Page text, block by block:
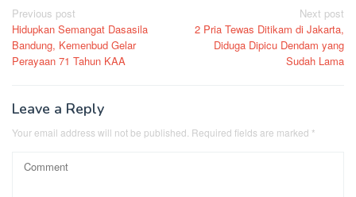
Post
navigation
Previous post
Hidupkan Semangat Dasasila
Bandung, Kemenbud Gelar
Perayaan 71 Tahun KAA
Next post
2 Pria Tewas Ditikam di Jakarta,
Diduga Dipicu Dendam yang
Sudah Lama
Leave a Reply
Your email address will not be published. Required fields are marked *